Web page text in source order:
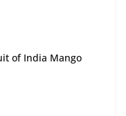
of India Mango